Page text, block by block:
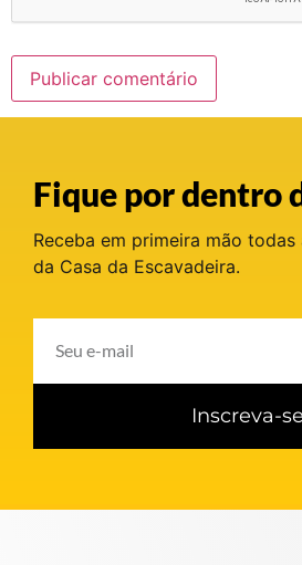
Fique por dentro
Receba em primeira mão
da Casa da Escavadeira.
Inscreva-se